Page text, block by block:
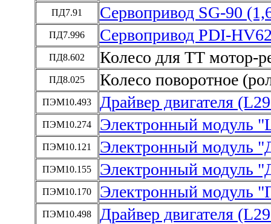
ПД7.91 Сервопривод SG-90
ПД7.996 Сервопривод PDI-
ПД8.602 Колесо для ТТ мотор-
ПД8.025 Колесо поворотное
ПЭМ10.493 Драйвер двигателя
ПЭМ10.274 Электронный модуль
ПЭМ10.121 Электронный модуль
ПЭМ10.155 Электронный модуль
ПЭМ10.170 Электронный модуль
ПЭМ10.498 Драйвер двигателя